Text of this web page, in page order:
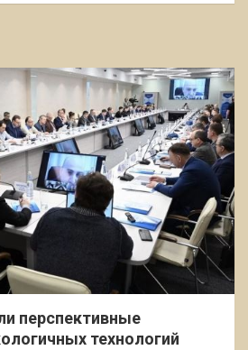
перспективные
технологий